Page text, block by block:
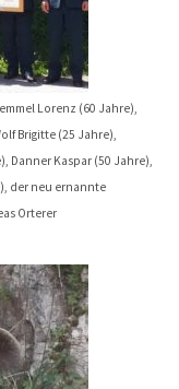
Lorenz (60 Jahre),
Brigitte (25 Jahre),
Danner Kaspar (50 Jahre),
der neu ernannte
Orterer